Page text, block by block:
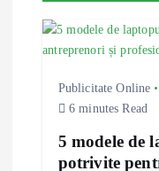
g
Publicitate Online
6 minutes Read
5 modele de
potrivite